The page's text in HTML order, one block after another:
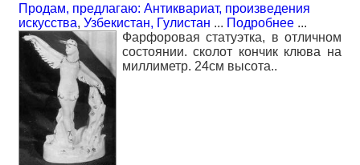
Продам, предлагаю: Антиквариат, произведения
искусства, Узбекистан, Гулистан ... Подробнее ...
Фарфоровая статуэтка, в отличном
состоянии. сколот кончик клюва на
миллиметр. 24см высота..